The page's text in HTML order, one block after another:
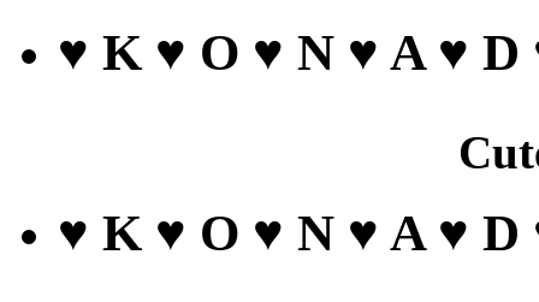
♥ K ♥ O ♥ N ♥ A ♥ D
♥ K ♥ O ♥ N ♥ A ♥ D